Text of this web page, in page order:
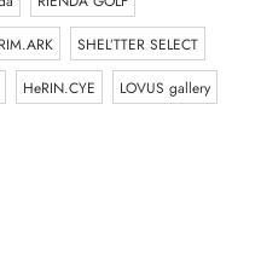
RIM.ARK
SHEL’TTER SELECT
HeRIN.CYE LOVUS gallery